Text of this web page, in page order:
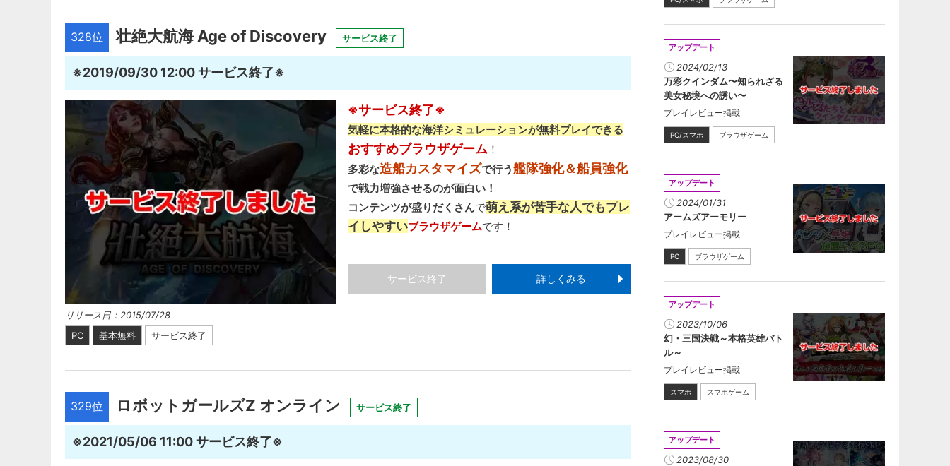
328位 壮絶大航海 Age of Discovery サービス終了
※2019/09/30 12:00 サービス終了※
リリース日：2015/07/28
PC
基本無料 サービス終了
※サービス終了※
気軽に本格的な海洋シミュレーションが無料プレイできる
おすすめブラウザゲーム ！
多彩な造船カスタマイズで行う艦隊強化＆船員強化
で戦力増強させるのが面白い！
コンテンツが盛りだくさんで萌え系が苦手な人でもプレ
イしやすいブラウザゲームです！
サービス終了 詳しくみる
329位 ロボットガールズZ オンライン サービス終了
※2021/05/06 11:00 サービス終了※
アップデート
2024/02/13
万彩クインダム〜知られざる
美女秘境への誘い〜
プレイレビュー掲載
PC/スマホ ブラウザゲーム
アップデート
2024/01/31
アームズアーモリー
プレイレビュー掲載
PC ブラウザゲーム
アップデート
2023/10/06
幻・三国決戦～本格英雄バト
ル～
プレイレビュー掲載
スマホ スマホゲーム
アップデート
2023/08/30